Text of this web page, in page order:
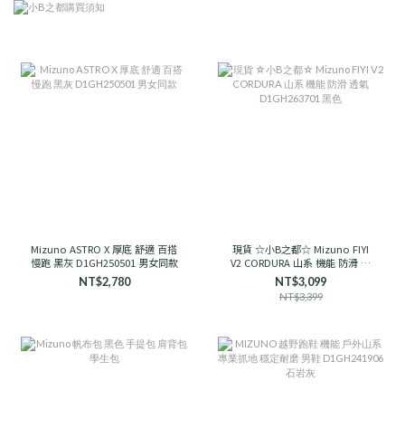
Mizuno ASTRO X 厚底 舒適 百搭
慢跑 黑灰 D1GH250501 男女同款
NT$2,780
現貨 ☆小B之都☆ Mizuno FIYI
V2 CORDURA 山系 機能 防滑 透
氣 D1GH263701 黑色
NT$3,099
NT$3,399